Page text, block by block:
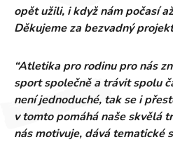
opět užili, i když nám počasí
Děkujeme za bezvadný
“Atletika pro rodinu pro nás
sport společně a trávit spolu
není jednoduché, tak se i
v tomto pomáhá naše skvělá
nás motivuje, dává tematické